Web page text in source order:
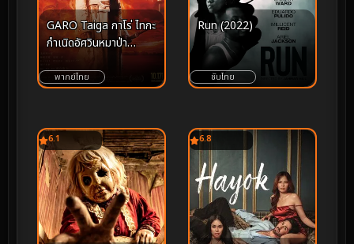
GARO Taiga กาโร่ ไทกะ
กำเนิดอัศวินหมาป่า
ทองคำ (2025)
พากย์ไทย
Run (2022)
ซับไทย
6.1 6.8